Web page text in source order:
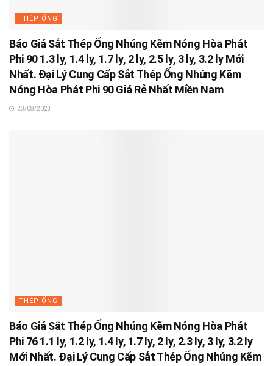
THÉP ỐNG
Báo Giá Sắt Thép Ống Nhúng Kẽm Nóng Hòa Phát
Phi 90 1.3 ly, 1.4 ly, 1.7 ly, 2 ly, 2.5 ly, 3 ly, 3.2 ly Mới
Nhất. Đại Lý Cung Cấp Sắt Thép Ống Nhúng Kẽm
Nóng Hòa Phát Phi 90 Giá Rẻ Nhất Miền Nam
28/08/2023
THÉP ỐNG
Báo Giá Sắt Thép Ống Nhúng Kẽm Nóng Hòa Phát
Phi 76 1.1 ly, 1.2 ly, 1.4 ly, 1.7 ly, 2 ly, 2.3 ly, 3 ly, 3.2 ly
Mới Nhất. Đại Lý Cung Cấp Sắt Thép Ống Nhúng Kẽm